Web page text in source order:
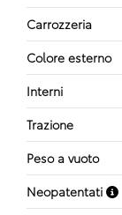
Carrozzeria
Colore esterno
Interni
Trazione
Peso a vuoto
Neopatentati